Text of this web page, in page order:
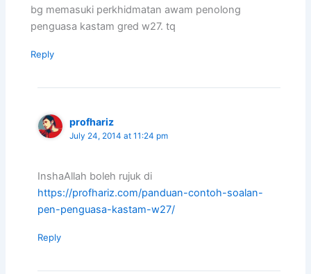
bg memasuki perkhidmatan awam penolong
penguasa kastam gred w27. tq
Reply
profhariz
July 24, 2014 at 11:24 pm
InshaAllah boleh rujuk di
https://profhariz.com/panduan-contoh-soalan-
pen-penguasa-kastam-w27/
Reply